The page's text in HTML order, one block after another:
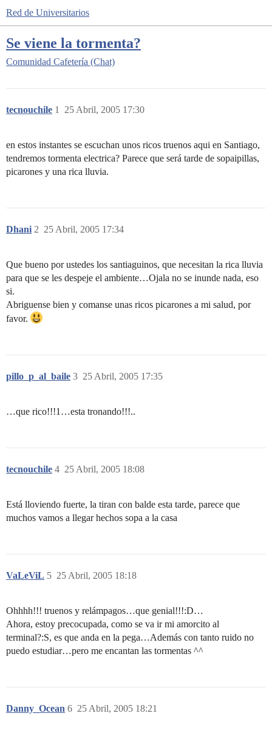
Red de Universitarios
Se viene la tormenta?
Comunidad Cafetería (Chat)
tecnouchile 25 Abril, 2005 17:30
1
en estos instantes se escuchan unos ricos truenos aqui en Santiago,
tendremos tormenta electrica? Parece que será tarde de sopaipillas,
picarones y una rica lluvia.
Dhani 25 Abril, 2005 17:34
2
Que bueno por ustedes los santiaguinos, que necesitan la rica lluvia
para que se les despeje el ambiente…Ojala no se inunde nada, eso
si.
Abriguense bien y comanse unas ricos picarones a mi salud, por
favor.
pillo_p_al_baile 25 Abril, 2005 17:35
3
…que rico!!!1…esta tronando!!!..
tecnouchile 25 Abril, 2005 18:08
4
Está lloviendo fuerte, la tiran con balde esta tarde, parece que
muchos vamos a llegar hechos sopa a la casa
VaLeViL 25 Abril, 2005 18:18
5
Ohhhh!!! truenos y relámpagos…que genial!!!:D…
Ahora, estoy precocupada, como se va ir mi amorcito al
terminal?:S, es que anda en la pega…Además con tanto ruido no
puedo estudiar…pero me encantan las tormentas ^^
Danny_Ocean 25 Abril, 2005 18:21
6